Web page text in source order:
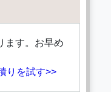
ます。お早め
りを試す>>